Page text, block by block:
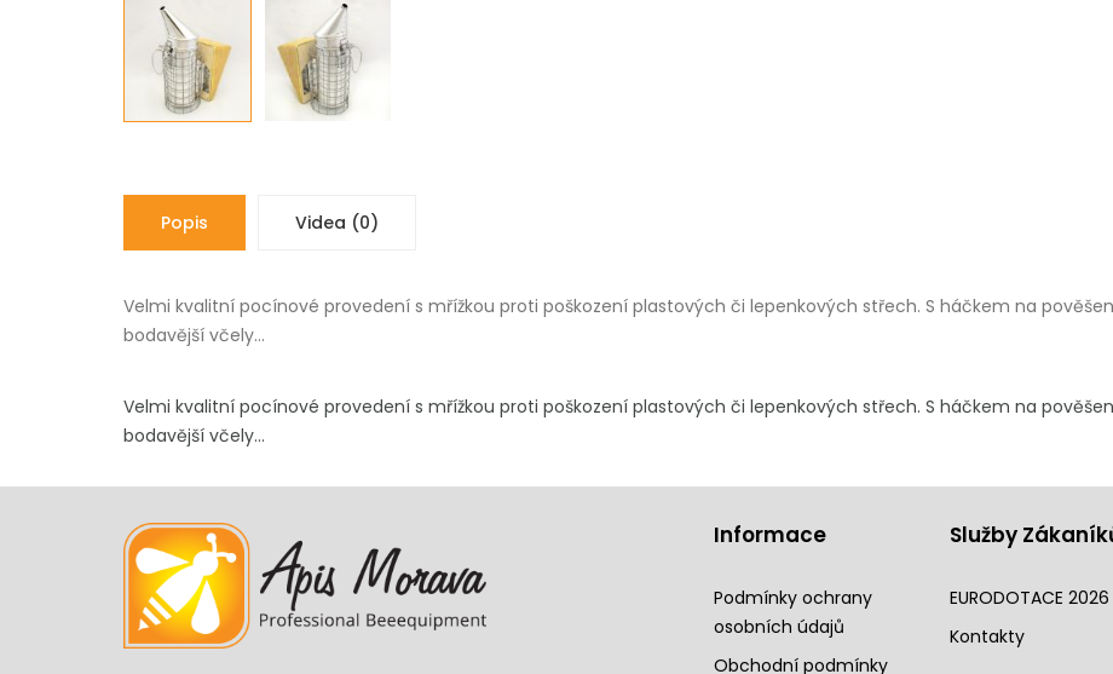
Popis Videa (0)
Velmi kvalitní pocínové provedení s mřížkou proti poškození plastových či lepenkových střech. S háčkem na
bodavější včely...
Velmi kvalitní pocínové provedení s mřížkou proti poškození plastových či lepenkových střech. S háčkem na
bodavější včely...
Informace
Podmínky ochrany
osobních údajů
Obchodní podmínky
Služby
EURODOTACE 2026
Kontakty